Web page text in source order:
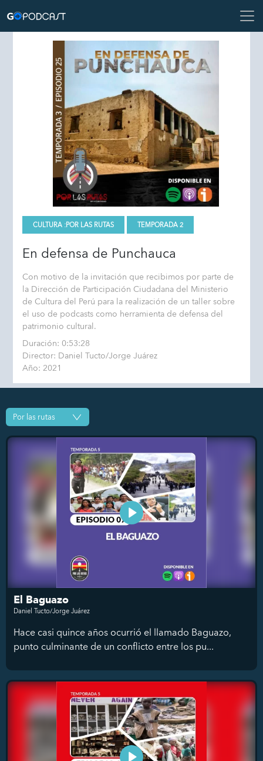
CULTURA :POR LAS RUTAS TEMPORADA 2
En defensa de Punchauca
Con motivo de la invitación que recibimos por parte de
la Dirección de Participación Ciudadana del Ministerio
de Cultura del Perú para la realización de un taller sobre
el uso de podcasts como herramienta de defensa del
patrimonio cultural.
Duración: 0:53:28
Director: Daniel Tucto/Jorge Juárez
Año: 2021
El Baguazo
Daniel Tucto/Jorge Juárez
Hace casi quince años ocurrió el llamado Baguazo,
punto culminante de un conflicto entre los pu...